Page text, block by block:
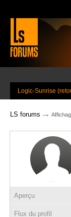
Logic-Sunrise
LS forums →
Aperçu
Flux du profil